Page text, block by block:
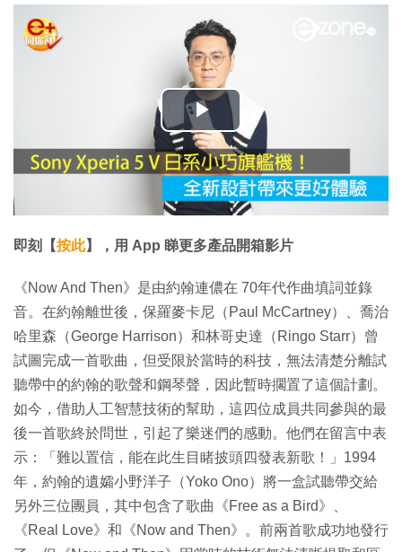
播
放
影
片
即刻【按此】，用 App 睇更多產品開箱影片
《Now And Then》是由約翰連儂在 70年代作曲填詞並錄
音。在約翰離世後，保羅麥卡尼（Paul McCartney）、喬治
哈里森（George Harrison）和林哥史達（Ringo Starr）曾
試圖完成一首歌曲，但受限於當時的科技，無法清楚分離試
聽帶中的約翰的歌聲和鋼琴聲，因此暫時擱置了這個計劃。
如今，借助人工智慧技術的幫助，這四位成員共同參與的最
後一首歌終於問世，引起了樂迷們的感動。他們在留言中表
示：「難以置信，能在此生目睹披頭四發表新歌！」1994
年，約翰的遺孀小野洋子（Yoko Ono）將一盒試聽帶交給
另外三位團員，其中包含了歌曲《Free as a Bird》、
《Real Love》和《Now and Then》。前兩首歌成功地發行